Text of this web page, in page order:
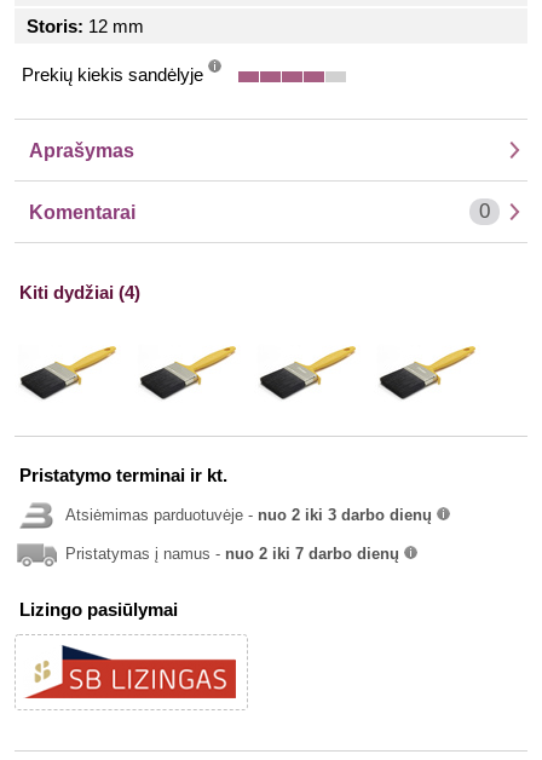
Storis: 12 mm
Prekių kiekis sandėlyje
Aprašymas
Komentarai 0
Kiti dydžiai (4)
Pristatymo terminai ir kt.
Atsiėmimas parduotuvėje - nuo 2 iki 3 darbo dienų
Pristatymas į namus - nuo 2 iki 7 darbo dienų
Lizingo pasiūlymai